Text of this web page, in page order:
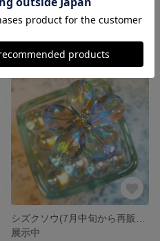
ビャッカ
400円
展示中